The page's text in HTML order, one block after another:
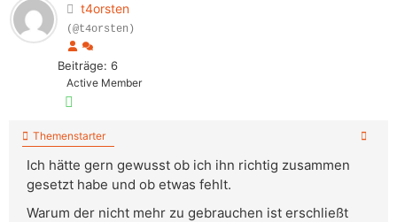
t4orsten
(@t4orsten)
Beiträge: 6
Active Member
Themenstarter
Ich hätte gern gewusst ob ich ihn richtig zusammen
gesetzt habe und ob etwas fehlt.
Warum der nicht mehr zu gebrauchen ist erschließt